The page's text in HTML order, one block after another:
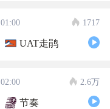
01:00 1717
UAT走鹃
02:00 2.6万
节奏